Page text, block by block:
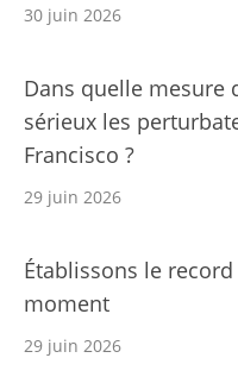
30 juin 2026
Dans quelle mesure
sérieux les
Francisco ?
29 juin 2026
Établissons le
moment
29 juin 2026